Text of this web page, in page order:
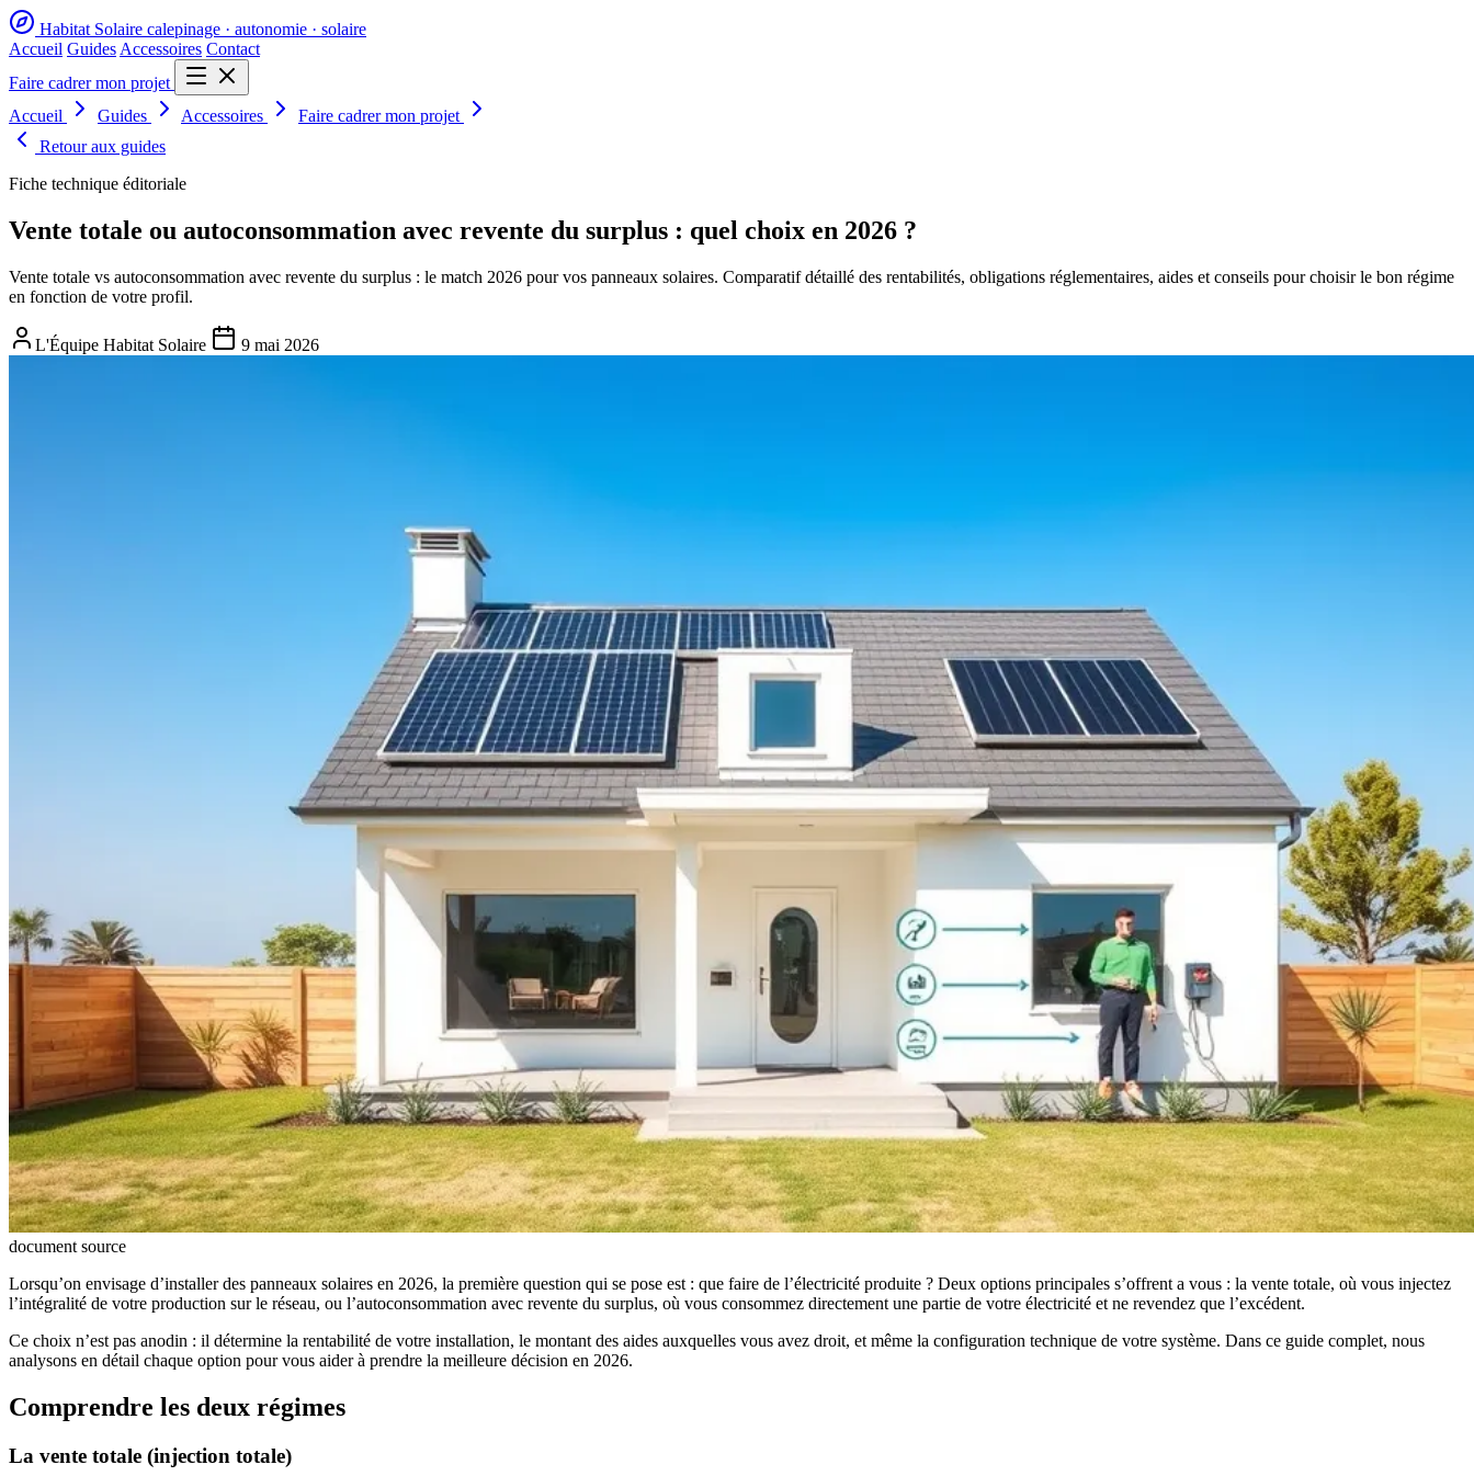
Habitat Solaire calepinage · autonomie · solaire
Accueil Guides Accessoires Contact
Faire cadrer mon projet
Accueil
Guides Accessoires
Faire cadrer mon projet
Retour aux guides
Fiche technique éditoriale
Vente totale ou autoconsommation avec revente du surplus : quel choix en 2026 ?
Vente totale vs autoconsommation avec revente du surplus : le match 2026 pour vos panneaux solaires. Comparatif détaillé des rentabilités, obligations réglementaires, aides et conseils pour choisir le bon régime
en fonction de votre profil.
L'Équipe Habitat Solaire 9 mai 2026
document source
Lorsqu’on envisage d’installer des panneaux solaires en 2026, la première question qui se pose est : que faire de l’électricité produite ? Deux options principales s’offrent a vous : la vente totale, où vous injectez
l’intégralité de votre production sur le réseau, ou l’autoconsommation avec revente du surplus, où vous consommez directement une partie de votre électricité et ne revendez que l’excédent.
Ce choix n’est pas anodin : il détermine la rentabilité de votre installation, le montant des aides auxquelles vous avez droit, et même la configuration technique de votre système. Dans ce guide complet, nous
analysons en détail chaque option pour vous aider à prendre la meilleure décision en 2026.
Comprendre les deux régimes
La vente totale (injection totale)